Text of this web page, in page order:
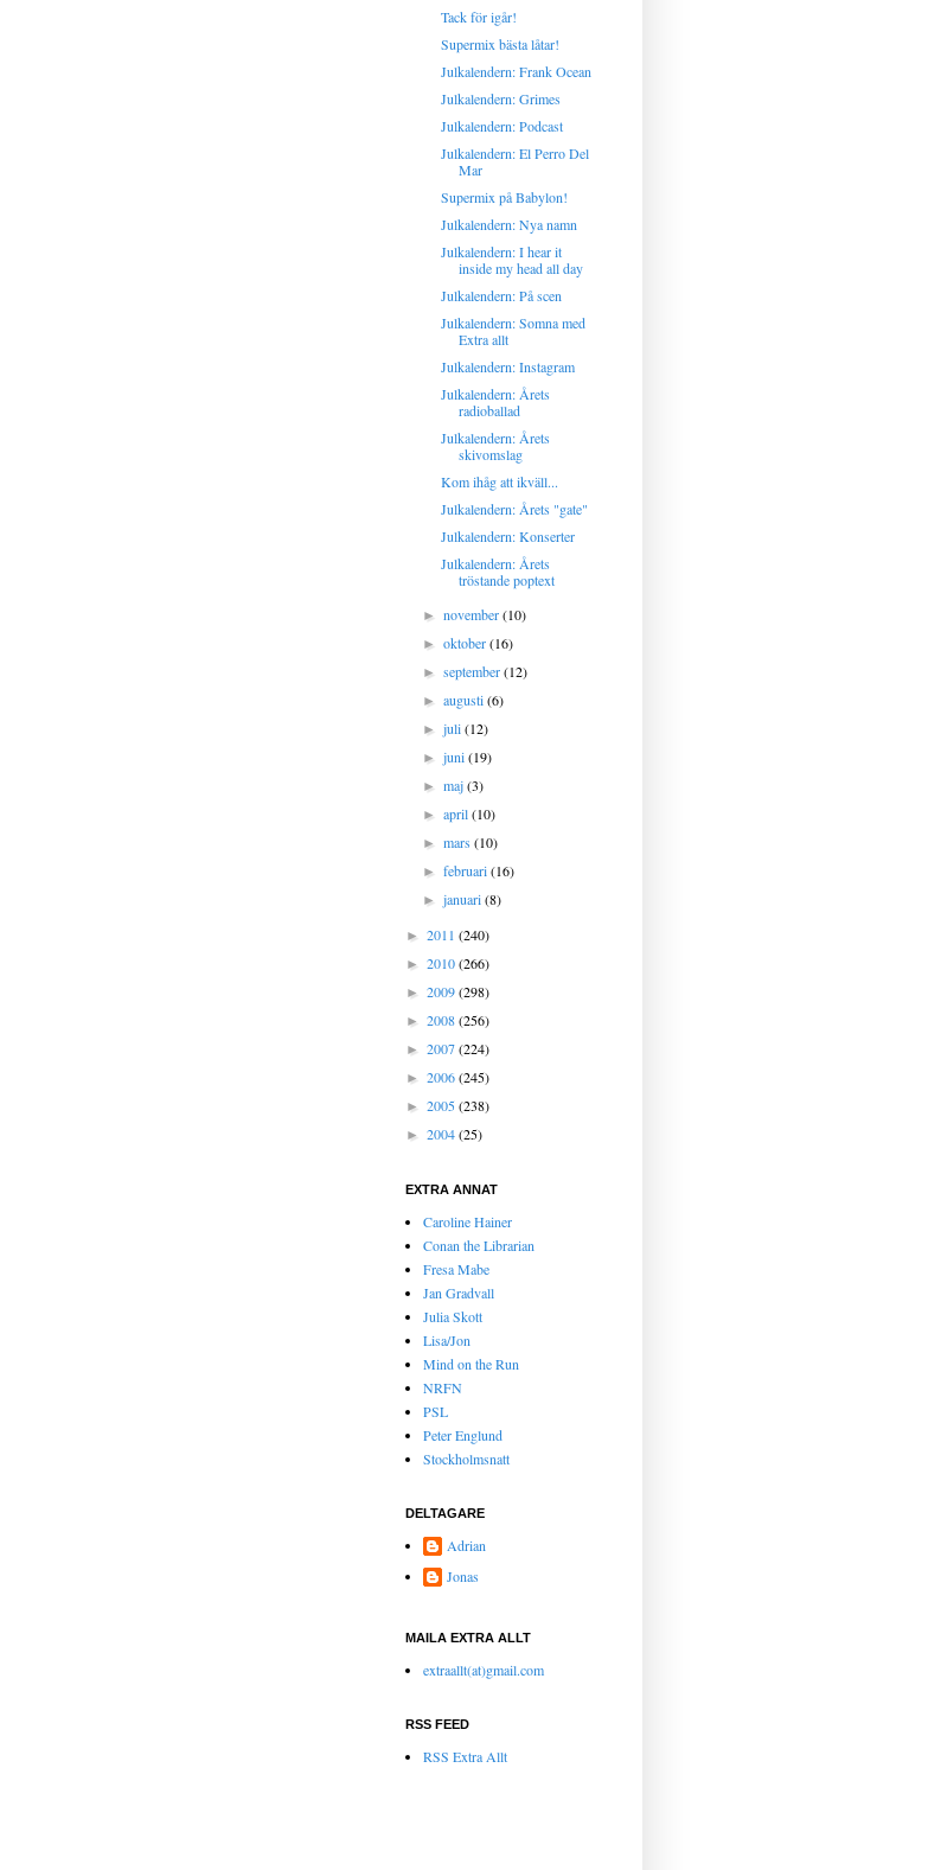
Tack för igår!
Supermix bästa låtar!
Julkalendern: Frank Ocean
Julkalendern: Grimes
Julkalendern: Podcast
Julkalendern: El Perro Del
Mar
Supermix på Babylon!
Julkalendern: Nya namn
Julkalendern: I hear it
inside my head all day
Julkalendern: På scen
Julkalendern: Somna med
Extra allt
Julkalendern: Instagram
Julkalendern: Årets
radioballad
Julkalendern: Årets
skivomslag
Kom ihåg att ikväll...
Julkalendern: Årets "gate"
Julkalendern: Konserter
Julkalendern: Årets
tröstande poptext
►november(10)
►oktober(16)
►september(12)
►augusti(6)
►juli(12)
►juni(19)
►maj(3)
►april(10)
►mars(10)
►februari(16)
►januari(8)
► 2011 (240)
► 2010(266)
► 2009(298)
► 2008(256)
► 2007(224)
► 2006(245)
► 2005(238)
► 2004(25)
EXTRA ANNAT
Caroline Hainer
Conan the Librarian
Fresa Mabe
Jan Gradvall
Julia Skott
Lisa/Jon
Mind on the Run
NRFN
PSL
Peter Englund
Stockholmsnatt
DELTAGARE
Adrian
Jonas
MAILA EXTRA ALLT
extraallt(at)gmail.com
RSS FEED
RSS Extra Allt